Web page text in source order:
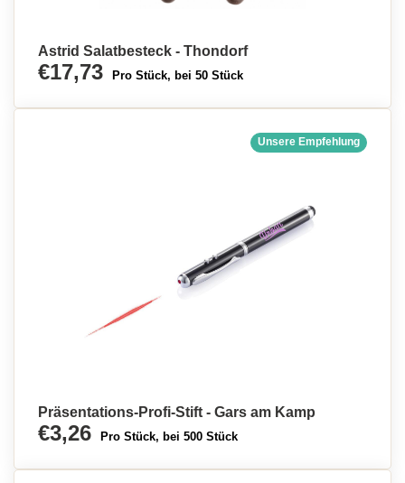
Astrid Salatbesteck - Thondorf
€17,73 Pro Stück, bei 50 Stück
Unsere Empfehlung
Präsentations-Profi-Stift - Gars am Kamp
€3,26 Pro Stück, bei 500 Stück